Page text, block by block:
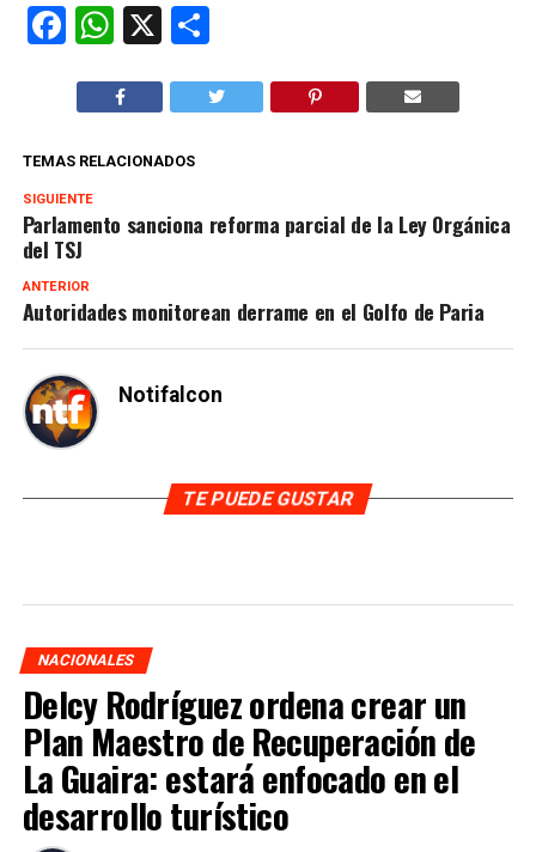
Facebook
WhatsApp
X
TEMAS RELACIONADOS
SIGUIENTE
Parlamento sanciona reforma parcial de la Ley Orgánica
del TSJ
ANTERIOR
Autoridades monitorean derrame en el Golfo de Paria
Notifalcon
TE PUEDE GUSTAR
NACIONALES
Delcy Rodríguez ordena crear un
Plan Maestro de Recuperación de
La Guaira: estará enfocado en el
desarrollo turístico